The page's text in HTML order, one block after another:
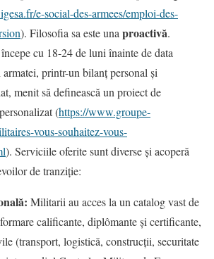
e-social-des-armees/emploi-des-
). Filosofia sa este una proactivă.
cu 18-24 de luni înainte de data
printr-un bilanț personal și
menit să definească un proiect de
(https://www.groupe-
vous-souhaitez-vous-
). Serviciile oferite sunt diverse și acoperă
de tranziție:
Militarii au acces la un catalog vast de
calificante, diplômante și certificante,
(transport, logistică, construcții, securitate